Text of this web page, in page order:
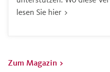
lesen Sie hier >
Zum Magazin >